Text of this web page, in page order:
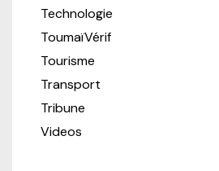
Technologie
ToumaïVérif
Tourisme
Transport
Tribune
Videos